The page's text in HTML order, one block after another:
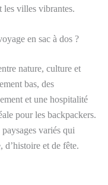
les villes vibrantes.
en sac à dos ?
nature, culture et
bas, des
et une hospitalité
pour les backpackers.
variés qui
d’histoire et de fête.